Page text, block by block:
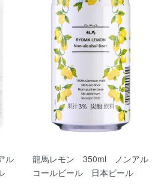
ル
龍馬レモン 350ml ノンアル
コールビール 日本ビール